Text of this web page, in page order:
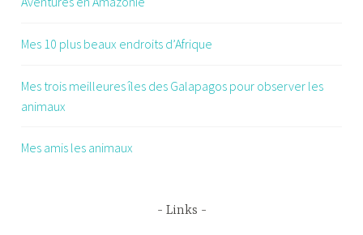
Mes 10 plus beaux endroits d’Afrique
Mes trois meilleures îles des Galapagos pour observer les
animaux
Mes amis les animaux
Links